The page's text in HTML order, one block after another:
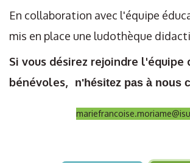
En collaboration avec l'équipe
mis en place une ludothèque
Si vous désirez rejoindre l'équipe
bénévoles,
n'hésitez pas à nous